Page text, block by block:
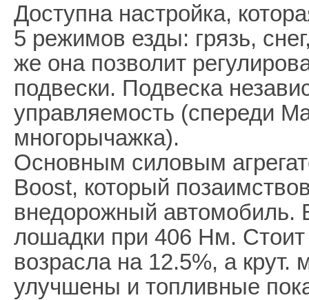
Доступна настройка,
5 режимов езды: грязь,
же она позволит
подвески. Подвеска
управляемость (спереди
многорычажка).
Основным силовым
Boost, который
внедорожный автомобиль.
лошадки при 406 Нм.
возрасла на 12.5%, а
улучшены и топливные